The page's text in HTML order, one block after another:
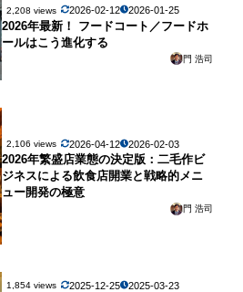
2,208 views 2026-02-12 2026-01-25
2026年最新！ フードコート／フードホ
ールはこう進化する
門 浩司
2,106 views 2026-04-12 2026-02-03
2026年繁盛店業態の決定版：二毛作ビ
ジネスによる飲食店開業と戦略的メニ
ュー開発の極意
門 浩司
1,854 views 2025-12-25 2025-03-23